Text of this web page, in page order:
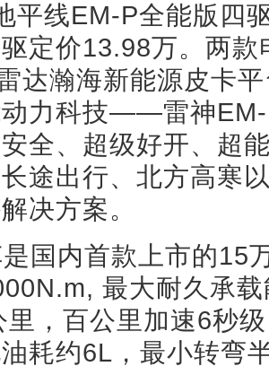
平线EM-P全能版四
定价13.98万。两
达瀚海新能源皮卡
力科技——雷神
全、超级好开、超
途出行、北方高寒
决方案。
国内首款上市的15
最大耐久承
里，百公里加速6秒
耗约6L，最小转弯